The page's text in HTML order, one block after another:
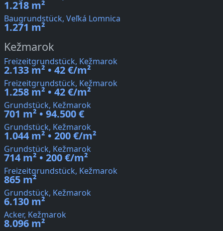
1.218 m²
Baugrundstück, Veľká Lomnica
1.271 m²
Kežmarok
Freizeitgrundstück, Kežmarok
2.133 m² • 42 €/m²
Freizeitgrundstück, Kežmarok
1.258 m² • 42 €/m²
Grundstück, Kežmarok
701 m² • 94.500 €
Grundstück, Kežmarok
1.044 m² • 200 €/m²
Grundstück, Kežmarok
714 m² • 200 €/m²
Freizeitgrundstück, Kežmarok
865 m²
Grundstück, Kežmarok
6.130 m²
Acker, Kežmarok
8.096 m²